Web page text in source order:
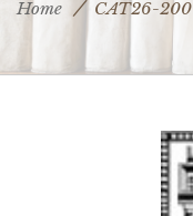
Home CAT26-200